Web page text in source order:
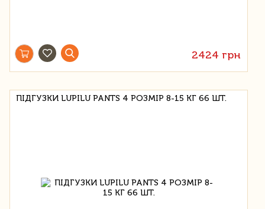
2424 грн
ПІДГУЗКИ LUPILU PANTS 4 РОЗМІР 8-15 КГ 66 ШТ.